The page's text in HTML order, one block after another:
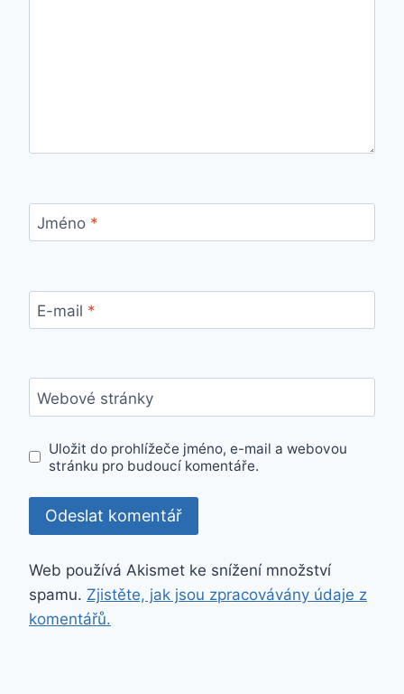
Jméno *
E-mail *
Webové stránky
Uložit do prohlížeče jméno, e-mail a webovou
stránku pro budoucí komentáře.
Web používá Akismet ke snížení množství
spamu. Zjistěte, jak jsou zpracovávány údaje z
komentářů.